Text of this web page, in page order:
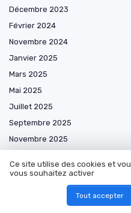
Décembre 2023
Février 2024
Novembre 2024
Janvier 2025
Mars 2025
Mai 2025
Juillet 2025
Septembre 2025
Novembre 2025
Mars 2026
Ce site utilise des cookies et
vous souhaitez activer
Tout accepter